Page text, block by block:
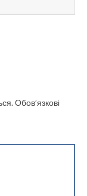
Обов’язкові